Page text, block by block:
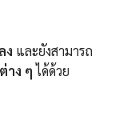
ง และยังสามารถ
าง ๆได้ด้วย